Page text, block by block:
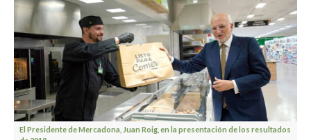
El Presidente de Mercadona, Juan Roig, en la presentación de los resultados